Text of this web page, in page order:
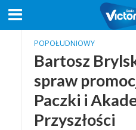
POPOŁUDNIOWY
Bartosz
spraw
Paczki i
Przyszłości